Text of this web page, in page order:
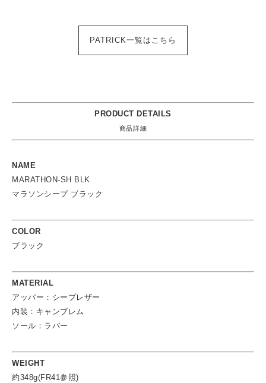
PATRICK一覧はこちら
PRODUCT DETAILS
商品詳細
NAME
MARATHON-SH BLK
マラソンシープ ブラック
COLOR
ブラック
MATERIAL
アッパー：シープレザー
内装：キャンブレム
ソール：ラバー
WEIGHT
約348g(FR41参照)